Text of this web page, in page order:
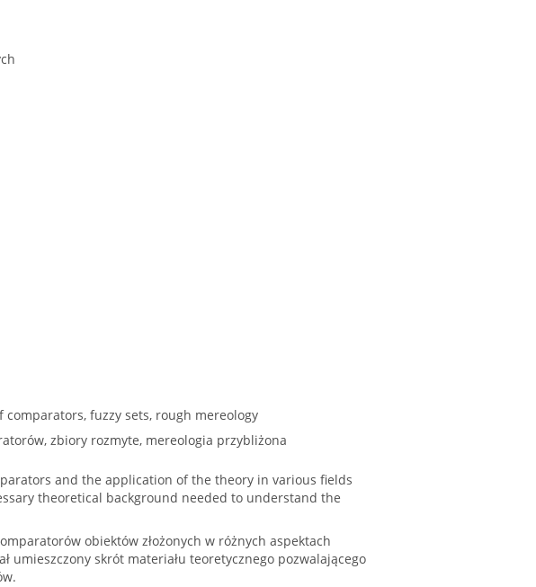
fuzzy sets, rough mereology
zbiory rozmyte, mereologia przybliżona
and the application of the theory in various fields
theoretical background needed to understand the
obiektów złożonych w różnych aspektach
umieszczony skrót materiału teoretycznego pozwalającego